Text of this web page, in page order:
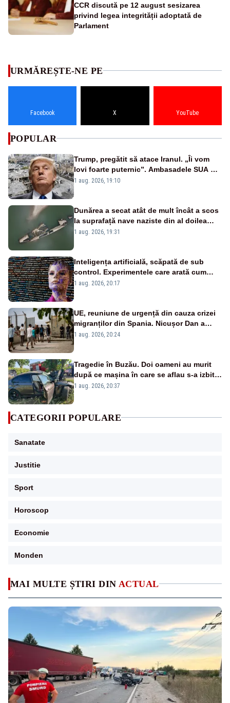
CCR discută pe 12 august sesizarea
privind legea integrității adoptată de
Parlament
MAI MULTE ȘTIRI DIN ACTUAL
URMĂREȘTE-NE PE
Facebook X YouTube
POPULAR
Trump, pregătit să atace Iranul. „Îi vom
lovi foarte puternic”. Ambasadele SUA din
Orientul Mijlociu le cer americanilor să
1 aug. 2026, 19:10
Dunărea a secat atât de mult încât a scos
la suprafață nave naziste din al doilea
război mondial
1 aug. 2026, 19:31
Inteligența artificială, scăpată de sub
control. Experimentele care arată cum
poate să distrugă omenirea
1 aug. 2026, 20:17
UE, reuniune de urgență din cauza crizei
migranților din Spania. Nicușor Dan a
semnat scrisoarea
1 aug. 2026, 20:24
Tragedie în Buzău. Doi oameni au murit
după ce mașina în care se aflau s-a izbit
violent de un copac
1 aug. 2026, 20:37
CATEGORII POPULARE
Sanatate
Justitie
Sport
Horoscop
Economie
Monden